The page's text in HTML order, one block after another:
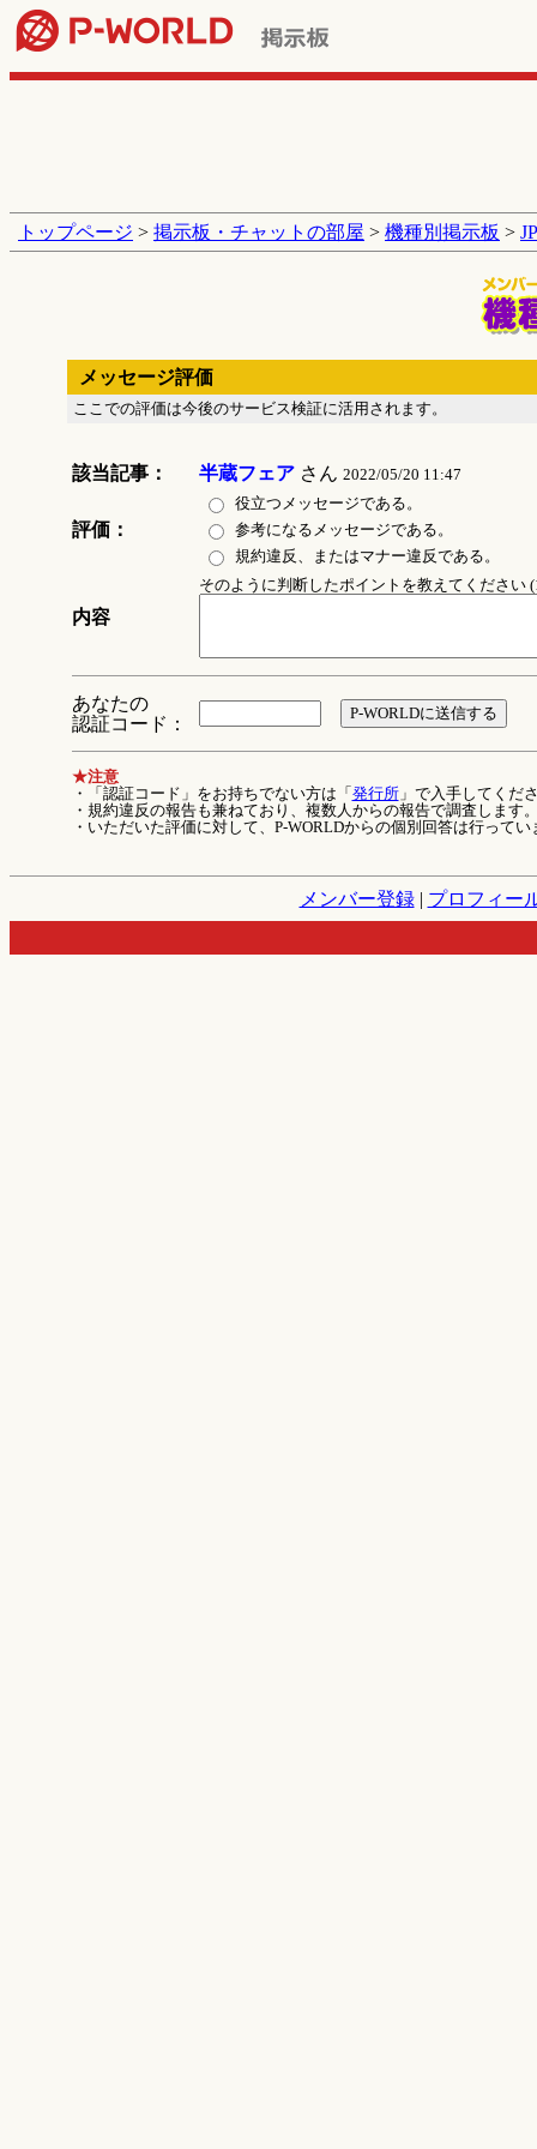
トップページ > 掲示板・チャットの部屋 > 機種別掲示板 >
メッセージ評価
ここでの評価は今後のサービス検証に活用されます。
該当記事： 半蔵フェアさん 2022/05/20 11:47
評価：
役立つメッセージである。
参考になるメッセージである。
規約違反、またはマナー違反である。
内容
そのように判断したポイントを教えてください
あなたの
認証コード：
★注意
・「認証コード」をお持ちでない方は「 発行所」で入手してくだ
・規約違反の報告も兼ねており、複数人からの報告で調査します
・いただいた評価に対して、P-WORLDからの個別回答は行ってい
メンバー登録| プロフィー